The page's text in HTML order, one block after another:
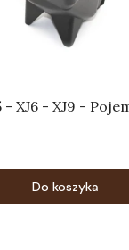
- XJ6 - XJ9 -
Do koszyka